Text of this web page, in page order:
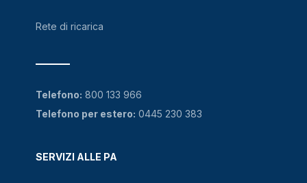
Rete di ricarica
SERVIZI ALLE PA
Telefono: 800 133 966
Telefono per estero: 0445 230 383